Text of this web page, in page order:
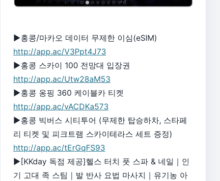
▶홍콩/마카오 데이터 무제한 이심(eSIM)
http://app.ac/V3Ppt4J73
▶홍콩 스카이 100 전망대 입장권
http://app.ac/Utw28aM53
▶홍콩 옹핑 360 케이블카 티켓
http://app.ac/vACDKa573
▶홍콩 빅버스 시티투어 (무제한 탑승하차, 스타페
리 티켓 및 피크트램 스카이테라스 세트 증정)
http://app.ac/tErGqFS93
▶[KKday 독점 제공]헬스 터치 풋 스파 & 네일｜인
기 고대 족 스팀｜발 반사 요법 마사지｜유기농 아